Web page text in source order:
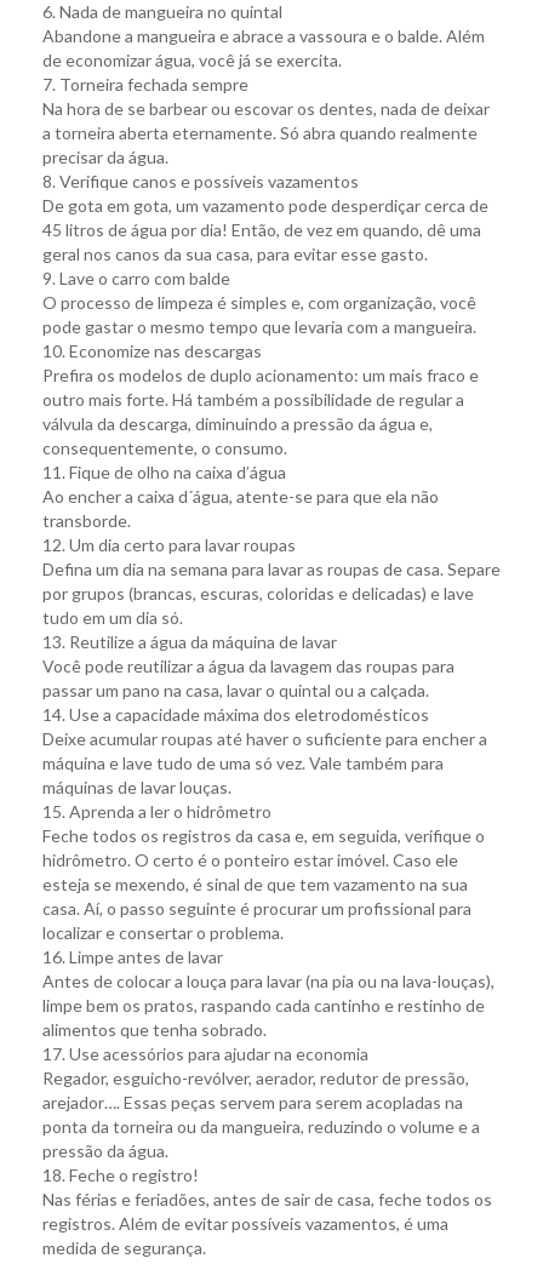
6. Nada de mangueira no quintal
Abandone a mangueira e abrace a vassoura e o balde. Além
de economizar água, você já se exercita.
7. Torneira fechada sempre
Na hora de se barbear ou escovar os dentes, nada de deixar
a torneira aberta eternamente. Só abra quando realmente
precisar da água.
8. Verifique canos e possíveis vazamentos
De gota em gota, um vazamento pode desperdiçar cerca de
45 litros de água por dia! Então, de vez em quando, dê uma
geral nos canos da sua casa, para evitar esse gasto.
9. Lave o carro com balde
O processo de limpeza é simples e, com organização, você
pode gastar o mesmo tempo que levaria com a mangueira.
10. Economize nas descargas
Prefira os modelos de duplo acionamento: um mais fraco e
outro mais forte. Há também a possibilidade de regular a
válvula da descarga, diminuindo a pressão da água e,
consequentemente, o consumo.
11. Fique de olho na caixa d’água
Ao encher a caixa d´água, atente-se para que ela não
transborde.
12. Um dia certo para lavar roupas
Defina um dia na semana para lavar as roupas de casa. Separe
por grupos (brancas, escuras, coloridas e delicadas) e lave
tudo em um dia só.
13. Reutilize a água da máquina de lavar
Você pode reutilizar a água da lavagem das roupas para
passar um pano na casa, lavar o quintal ou a calçada.
14. Use a capacidade máxima dos eletrodomésticos
Deixe acumular roupas até haver o suficiente para encher a
máquina e lave tudo de uma só vez. Vale também para
máquinas de lavar louças.
15. Aprenda a ler o hidrômetro
Feche todos os registros da casa e, em seguida, verifique o
hidrômetro. O certo é o ponteiro estar imóvel. Caso ele
esteja se mexendo, é sinal de que tem vazamento na sua
casa. Aí, o passo seguinte é procurar um profissional para
localizar e consertar o problema.
16. Limpe antes de lavar
Antes de colocar a louça para lavar (na pia ou na lava-louças),
limpe bem os pratos, raspando cada cantinho e restinho de
alimentos que tenha sobrado.
17. Use acessórios para ajudar na economia
Regador, esguicho-revólver, aerador, redutor de pressão,
arejador…. Essas peças servem para serem acopladas na
ponta da torneira ou da mangueira, reduzindo o volume e a
pressão da água.
18. Feche o registro!
Nas férias e feriadões, antes de sair de casa, feche todos os
registros. Além de evitar possíveis vazamentos, é uma
medida de segurança.